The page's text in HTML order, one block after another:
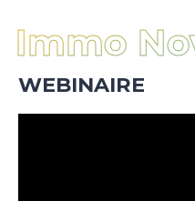
Immo
WEBINAIRE